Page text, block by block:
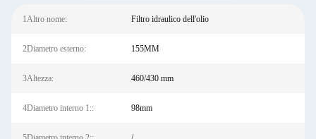
1Altro nome: Filtro idraulico dell'olio
2Diametro esterno: 155MM
3Altezza: 460/430 mm
4Diametro interno 1:: 98mm